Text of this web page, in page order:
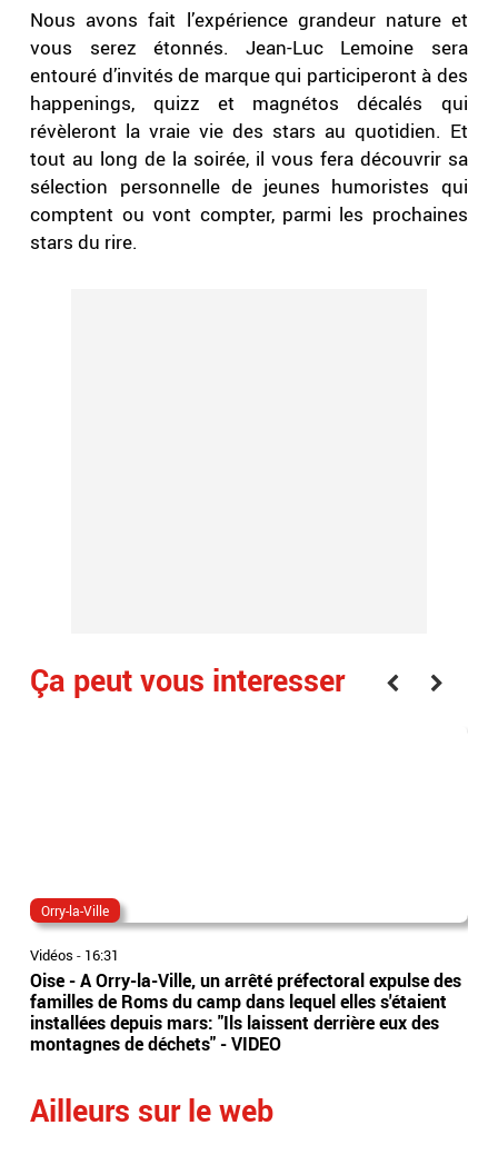
Nous avons fait l’expérience grandeur nature et
vous serez étonnés. Jean-Luc Lemoine sera
entouré d’invités de marque qui participeront à des
happenings, quizz et magnétos décalés qui
révèleront la vraie vie des stars au quotidien. Et
tout au long de la soirée, il vous fera découvrir sa
sélection personnelle de jeunes humoristes qui
comptent ou vont compter, parmi les prochaines
stars du rire.
Ça peut vous interesser
Orry-la-Ville
Vidéos - 16:31
Oise - A Orry-la-Ville, un arrêté préfectoral expulse des
familles de Roms du camp dans lequel elles s'étaient
installées depuis mars: "Ils laissent derrière eux des
montagnes de déchets" - VIDEO
Ailleurs sur le web